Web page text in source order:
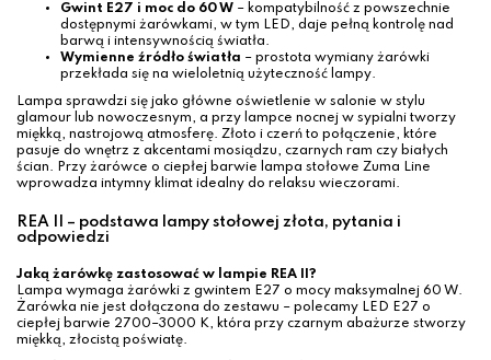
Gwint E27 i moc do 60 W – kompatybilność z powszechnie
dostępnymi żarówkami, w tym LED, daje pełną kontrolę nad
barwą i intensywnością światła.
Wymienne źródło światła – prostota wymiany żarówki
przekłada się na wieloletnią użyteczność lampy.
Lampa sprawdzi się jako główne oświetlenie w salonie w stylu
glamour lub nowoczesnym, a przy lampce nocnej w sypialni tworzy
miękką, nastrojową atmosferę. Złoto i czerń to połączenie, które
pasuje do wnętrz z akcentami mosiądzu, czarnych ram czy białych
ścian. Przy żarówce o ciepłej barwie lampa stołowe Zuma Line
wprowadza intymny klimat idealny do relaksu wieczorami.
REA II – podstawa lampy stołowej złota, pytania i
odpowiedzi
Jaką żarówkę zastosować w lampie REA II?
Lampa wymaga żarówki z gwintem E27 o mocy maksymalnej 60 W.
Żarówka nie jest dołączona do zestawu – polecamy LED E27 o
ciepłej barwie 2700–3000 K, która przy czarnym abażurze stworzy
miękką, złocistą poświatę.